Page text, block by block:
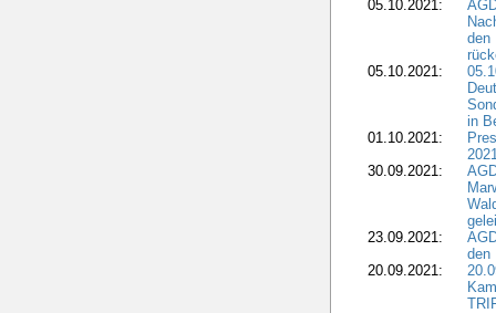
05.10.2021:
den
05.10.2021:
in
01.10.2021:
30.09.2021:
23.09.2021:
den
20.09.2021: